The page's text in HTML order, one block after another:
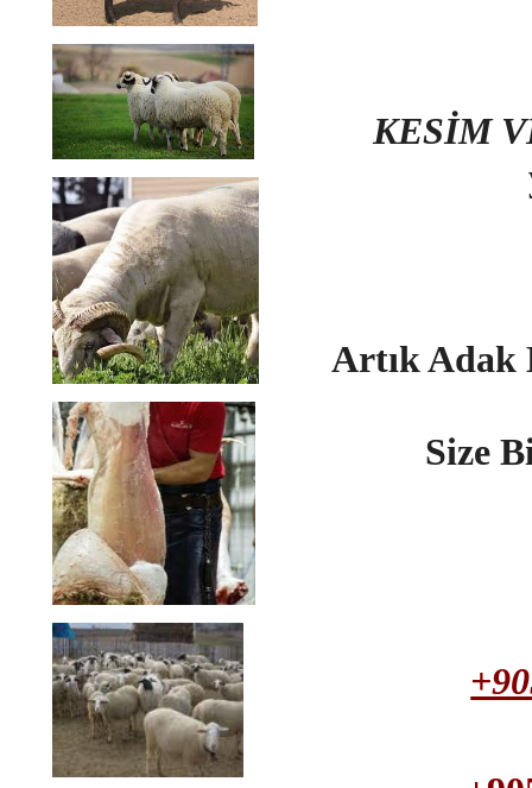
KESİM
Artık Adak
Size